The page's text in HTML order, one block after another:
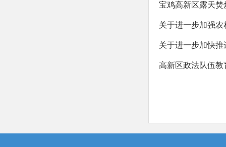
宝鸡高新区露天
关于进一步加强
关于进一步加快
高新区政法队伍